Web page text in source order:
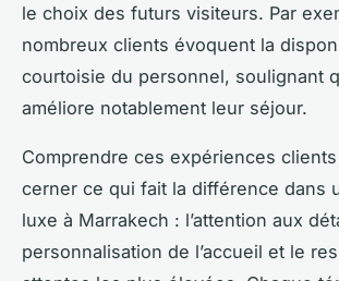
le choix des futurs visiteurs. Par
nombreux clients évoquent la
courtoisie du personnel, soulignant
améliore notablement leur séjour.
Comprendre ces expériences
cerner ce qui fait la différence dans
luxe à Marrakech : l’attention aux
personnalisation de l’accueil et le